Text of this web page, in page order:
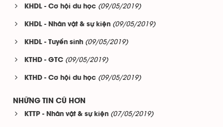
KHDL - Cơ hội du học (09/05/2019)
KHDL - Nhân vật & sự kiện (09/05/2019)
KHDL - Tuyển sinh (09/05/2019)
KTHD - GTC (09/05/2019)
KTHD - Cơ hội du học (09/05/2019)
NHỮNG TIN CŨ HƠN
KTTP - Nhân vật & sự kiện (07/05/2019)